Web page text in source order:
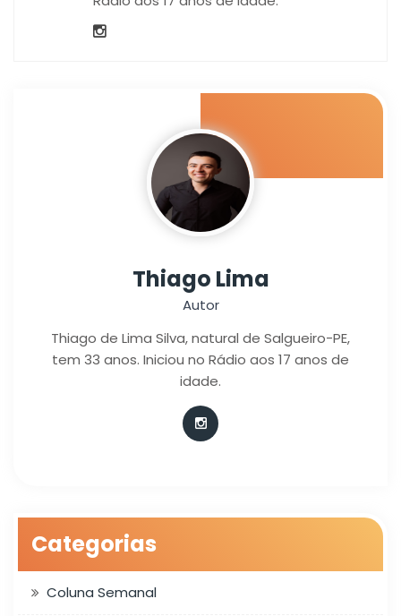
Thiago Lima
Autor
Thiago de Lima Silva, natural de Salgueiro-PE,
tem 33 anos. Iniciou no Rádio aos 17 anos de
idade.
Categorias
Coluna Semanal